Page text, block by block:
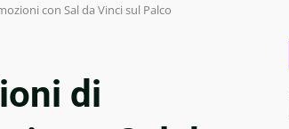
con Sal da Vinci sul Palco
di